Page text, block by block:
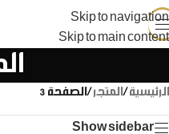
Skip to navigation
Skip to main content
الرئيسية / المتجر / الصفحة 3
Show sidebar